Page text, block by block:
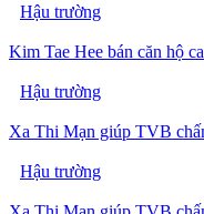
Hậu trường
Kim Tae Hee bán căn hộ
Hậu trường
Xa Thi Mạn giúp TVB
Hậu trường